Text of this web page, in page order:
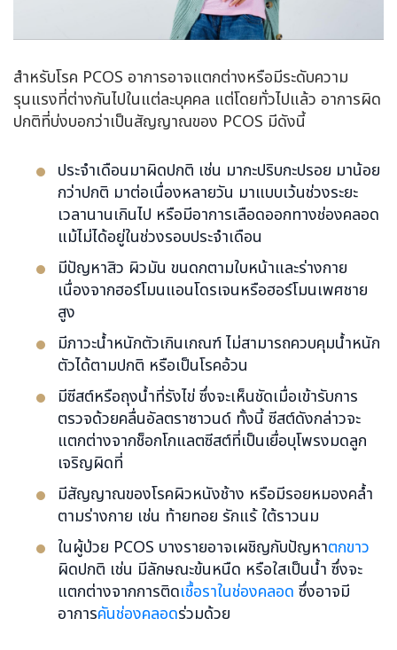
สำหรับโรค PCOS อาการอาจแตกต่างหรือมีระดับความ
รุนแรงที่ต่างกันไปในแต่ละบุคคล แต่โดยทั่วไปแล้ว อาการผิด
ปกติที่บ่งบอกว่าเป็นสัญญาณของ PCOS มีดังนี้
ประจำเดือนมาผิดปกติ เช่น มากะปริบกะปรอย มาน้อย
กว่าปกติ มาต่อเนื่องหลายวัน มาแบบเว้นช่วงระยะ
เวลานานเกินไป หรือมีอาการเลือดออกทางช่องคลอด
แม้ไม่ได้อยู่ในช่วงรอบประจำเดือน
มีปัญหาสิว ผิวมัน ขนดกตามใบหน้าและร่างกาย
เนื่องจากฮอร์โมนแอนโดรเจนหรือฮอร์โมนเพศชาย
สูง
มีภาวะน้ำหนักตัวเกินเกณฑ์ ไม่สามารถควบคุมน้ำหนัก
ตัวได้ตามปกติ หรือเป็นโรคอ้วน
มีซีสต์หรือถุงน้ำที่รังไข่ ซึ่งจะเห็นชัดเมื่อเข้ารับการ
ตรวจด้วยคลื่นอัลตราซาวนด์ ทั้งนี้ ซีสต์ดังกล่าวจะ
แตกต่างจากช็อกโกแลตซีสต์ที่เป็นเยื่อบุโพรงมดลูก
เจริญผิดที่
มีสัญญาณของโรคผิวหนังช้าง หรือมีรอยหมองคล้ำ
ตามร่างกาย เช่น ท้ายทอย รักแร้ ใต้ราวนม
ในผู้ป่วย PCOS บางรายอาจเผชิญกับปัญหาตกขาว
ผิดปกติ เช่น มีลักษณะข้นหนืด หรือใสเป็นน้ำ ซึ่งจะ
แตกต่างจากการติดเชื้อราในช่องคลอด ซึ่งอาจมี
อาการคันช่องคลอดร่วมด้วย